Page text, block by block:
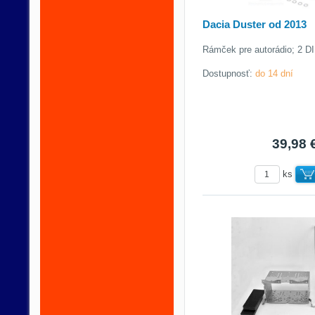
Dacia Duster od 2013
Rámček pre autorádio; 2
Dostupnosť:do 14 dní
39,98
ks